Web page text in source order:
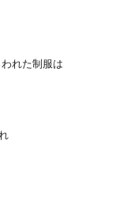
れた制服は